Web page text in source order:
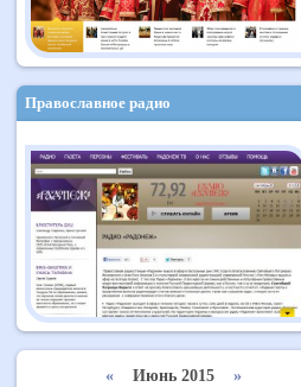
Православное радио
«Июнь 2015 »